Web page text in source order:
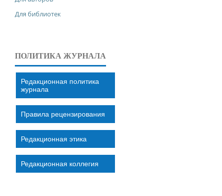
Для библиотек
ПОЛИТИКА ЖУРНАЛА
Редакционная политика
журнала
Правила рецензирования
Редакционная этика
Редакционная коллегия